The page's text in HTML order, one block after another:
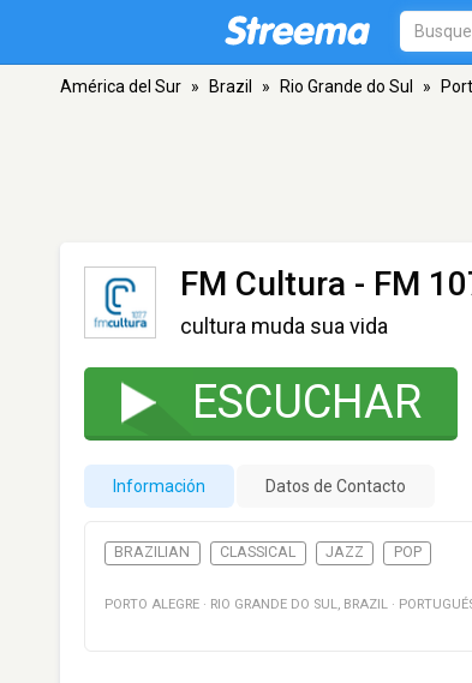
América del Sur » Brazil » Rio Grande do Sul »
FM Cultura - FM
cultura muda sua vida
ESCUCHAR
Información Datos de Contacto
BRAZILIAN CLASSICAL JAZZ POP
PORTO ALEGRE · RIO GRANDE DO SUL, BRAZIL ·